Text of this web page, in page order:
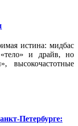
истина: мидбас
«тело» и драйв, но
Петербурге: